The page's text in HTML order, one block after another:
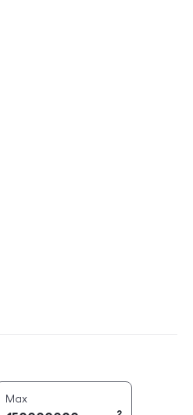
Maxarea (